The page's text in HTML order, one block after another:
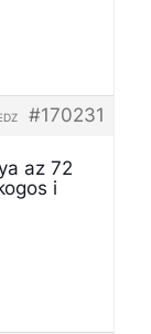
#170231
az 72
i